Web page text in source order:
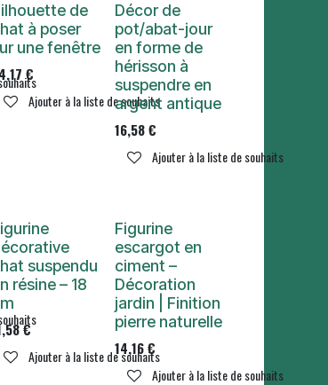
de
à poser
une fenêtre
€
Ajouter à la liste de souhaits
Décor de
pot/abat-jour
en forme de
hérisson à
suspendre en
argent antique
16,58€
Ajouter à la liste de souhaits
suspendu
résine – 18
€
Ajouter à la liste de souhaits
Figurine
escargot en
ciment –
Décoration
jardin | Finition
pierre naturelle
14,16€
Ajouter à la liste de souhaits